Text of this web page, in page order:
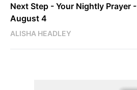
Next Step - Your Nightly Prayer -
August 4
ALISHA HEADLEY